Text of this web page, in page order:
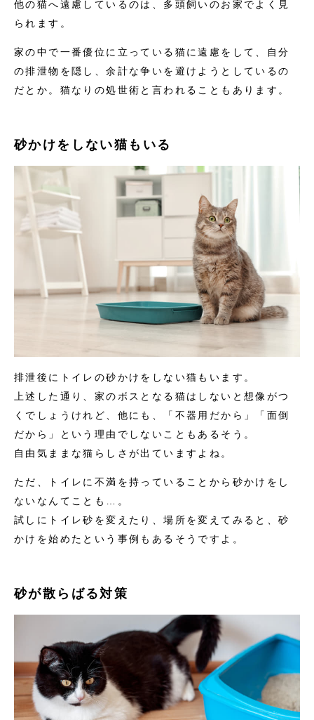
他の猫へ遠慮しているのは、多頭飼いのお家でよく見
られます。
家の中で一番優位に立っている猫に遠慮をして、自分
の排泄物を隠し、余計な争いを避けようとしているの
だとか。猫なりの処世術と言われることもあります。
砂かけをしない猫もいる
排泄後にトイレの砂かけをしない猫もいます。
上述した通り、家のボスとなる猫はしないと想像がつ
くでしょうけれど、他にも、「不器用だから」「面倒
だから」という理由でしないこともあるそう。
自由気ままな猫らしさが出ていますよね。
ただ、トイレに不満を持っていることから砂かけをし
ないなんてことも…。
試しにトイレ砂を変えたり、場所を変えてみると、砂
かけを始めたという事例もあるそうですよ。
砂が散らばる対策